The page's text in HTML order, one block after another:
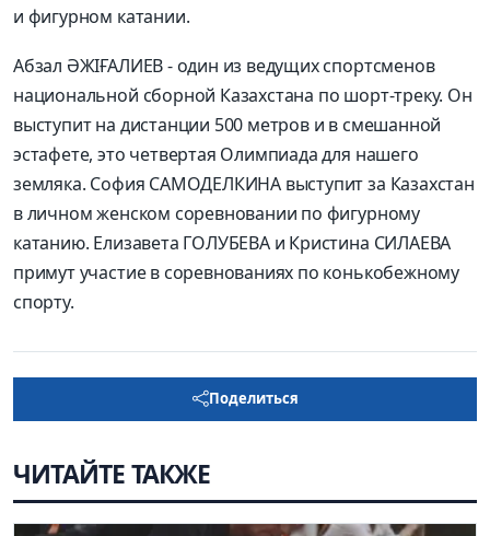
и фигурном катании.
Абзал ӘЖІҒАЛИЕВ - один из ведущих спортсменов
национальной сборной Казахстана по шорт-треку. Он
выступит на дистанции 500 метров и в смешанной
эстафете, это четвертая Олимпиада для нашего
земляка. София САМОДЕЛКИНА выступит за Казахстан
в личном женском соревновании по фигурному
катанию. Елизавета ГОЛУБЕВА и Кристина СИЛАЕВА
примут участие в соревнованиях по конькобежному
спорту.
Поделиться
ЧИТАЙТЕ ТАКЖЕ